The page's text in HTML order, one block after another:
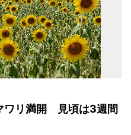
ワリ満開 見頃は3週間